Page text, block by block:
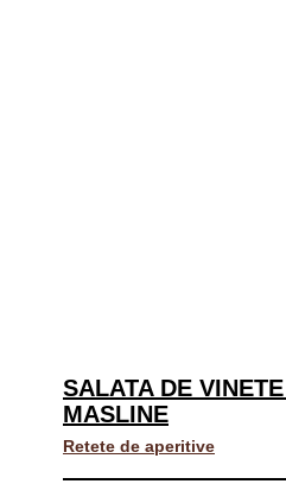
SALATA DE
MASLINE
Retete de aperitive